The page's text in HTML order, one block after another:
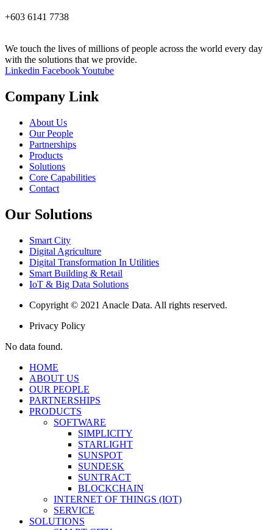
+603 6141 7738
We touch the lives of millions of people across the world every day
with the solutions that we provide.
Linkedin FacebookYoutube
Company Link
About Us
Our People
Partnerships
Products
Solutions
Core Capabilities
Contact
Our Solutions
Smart City
Digital Agriculture
Digital Transformation In Utilities
Smart Building & Retail
IoT & Big Data Solutions
Copyright © 2021 Anacle Data. All rights reserved.
Privacy Policy
No data found.
HOME
ABOUT US
OUR PEOPLE
PARTNERSHIPS
PRODUCTS
SOFTWARE
SIMPLICITY
STARLIGHT
SUNSPOT
SUNDESK
SUNTRACT
BLOCKCHAIN
INTERNET OF THINGS (IOT)
SERVICE
SOLUTIONS